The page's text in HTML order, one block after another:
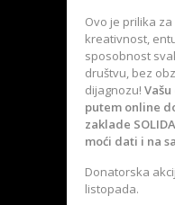
Ovo je prilika
kreativnost,
sposobnost
društvu, bez
dijagnozu!
putem online
zaklade
moći dati i na
Donatorska
listopada.